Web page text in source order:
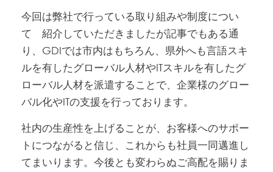
今回は弊社で行っている取り組みや制度につい
て 紹介していただきましたが記事でもある通
り、GDIでは市内はもちろん、県外へも言語スキ
ルを有したグローバル人材やITスキルを有したグ
ローバル人材を派遣することで、企業様のグロー
バル化やITの支援を行っております。
社内の生産性を上げることが、お客様へのサポー
トにつながると信じ、これからも社員一同邁進し
てまいります。今後とも変わらぬご高配を賜りま